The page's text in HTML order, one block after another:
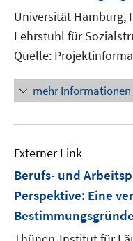
Universität Hamburg,
Lehrstuhl für
Quelle:
mehr Informationen
Externer Link
Berufs- und
Perspektive: Eine